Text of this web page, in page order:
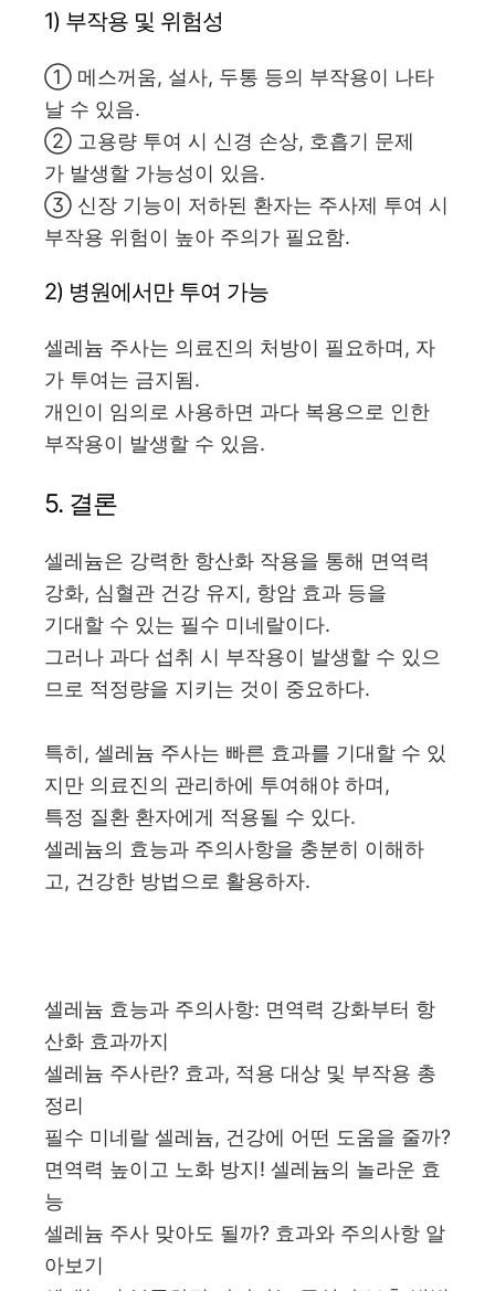
1) 부작용 및 위험성
① 메스꺼움, 설사, 두통 등의 부작용이 나타
날 수 있음.
② 고용량 투여 시 신경 손상, 호흡기 문제
가 발생할 가능성이 있음.
③ 신장 기능이 저하된 환자는 주사제 투여 시
부작용 위험이 높아 주의가 필요함.
2) 병원에서만 투여 가능
셀레늄 주사는 의료진의 처방이 필요하며, 자
가 투여는 금지됨.
개인이 임의로 사용하면 과다 복용으로 인한
부작용이 발생할 수 있음.
5. 결론
셀레늄은 강력한 항산화 작용을 통해 면역력
강화, 심혈관 건강 유지, 항암 효과 등을
기대할 수 있는 필수 미네랄이다.
그러나 과다 섭취 시 부작용이 발생할 수 있으
므로 적정량을 지키는 것이 중요하다.
특히, 셀레늄 주사는 빠른 효과를 기대할 수 있
지만 의료진의 관리하에 투여해야 하며,
특정 질환 환자에게 적용될 수 있다.
셀레늄의 효능과 주의사항을 충분히 이해하
고, 건강한 방법으로 활용하자.
셀레늄 효능과 주의사항: 면역력 강화부터 항
산화 효과까지
셀레늄 주사란? 효과, 적용 대상 및 부작용 총
정리
필수 미네랄 셀레늄, 건강에 어떤 도움을 줄까?
면역력 높이고 노화 방지! 셀레늄의 놀라운 효
능
셀레늄 주사 맞아도 될까? 효과와 주의사항 알
아보기